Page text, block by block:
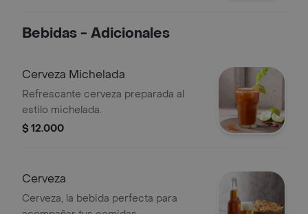
Bebidas - Adicionales
Cerveza Michelada
Refrescante cerveza preparada al
estilo michelada.
$ 12.000
Cerveza
Cerveza, la bebida perfecta para